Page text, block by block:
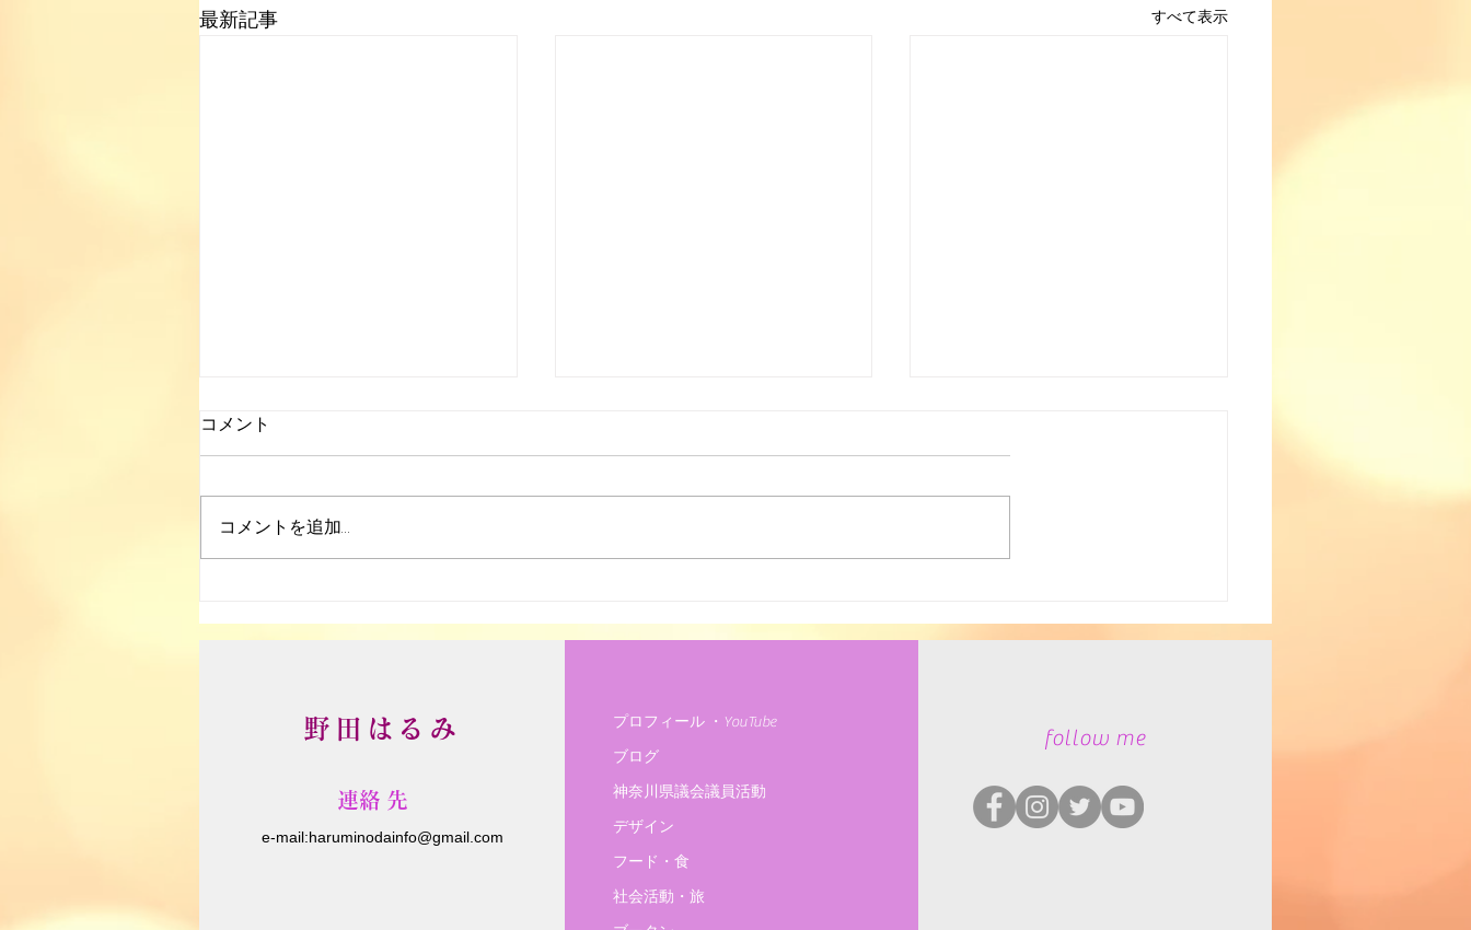
最新記事 すべて表示
大楠野草部
ソーラーシェアリング
めて
コメント
コメントを追加…
野田はるみ
​連絡先
e-mail:haruminodainfo@gmail.com
プロフィール ・YouTube
ブログ
神奈川県議会議員活動
デザイン
フード・食
社会活動・旅
​follow me